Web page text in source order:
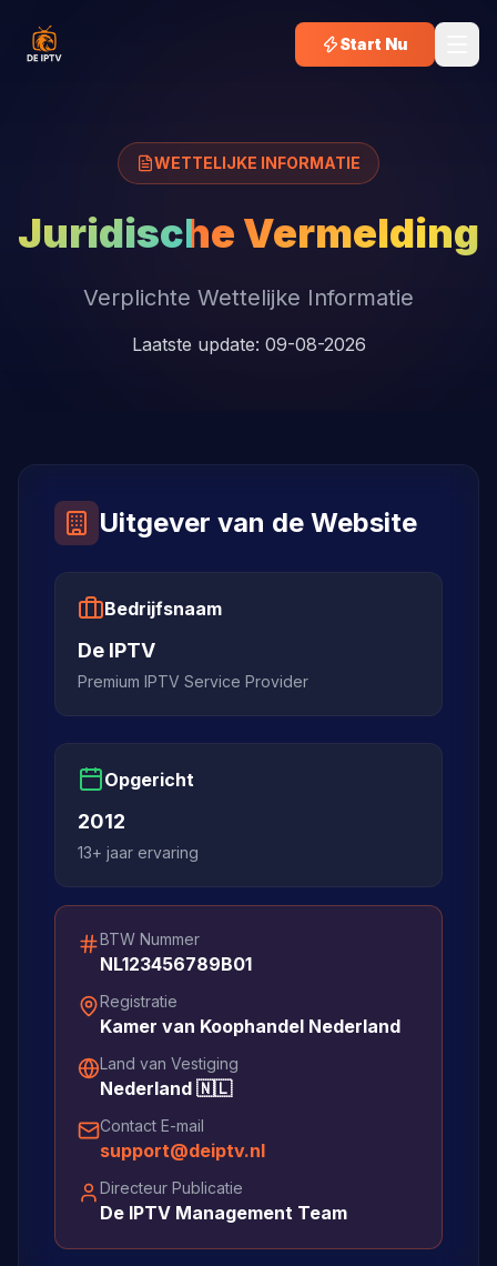
Start Nu
WETTELIJKE INFORMATIE
Juridische Vermelding
Verplichte Wettelijke Informatie
Laatste update: 09-08-2026
Uitgever van de Website
Bedrijfsnaam
De IPTV
Premium IPTV Service Provider
Opgericht
2012
13+ jaar ervaring
BTW Nummer
NL123456789B01
Registratie
Kamer van Koophandel Nederland
Land van Vestiging
Nederland 🇳🇱
Contact E-mail
support@deiptv.nl
Directeur Publicatie
De IPTV Management Team